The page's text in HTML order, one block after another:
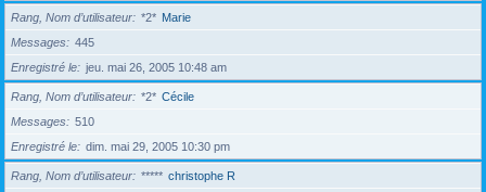
Rang, Nom d’utilisateur *2* Marie
Messages
445
Enregistré le
jeu. mai 26, 2005 10:48 am
Rang, Nom d’utilisateur *2* Cécile
Messages
510
Enregistré le
dim. mai 29, 2005 10:30 pm
Rang, Nom d’utilisateur ***** christophe R